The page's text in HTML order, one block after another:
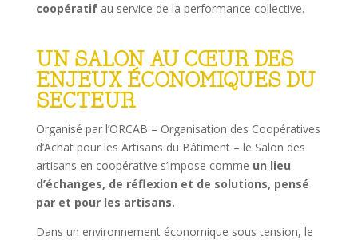
coopératif au service de la performance collective.
UN SALON AU CŒUR DES
ENJEUX ÉCONOMIQUES DU
SECTEUR
Organisé par l’ORCAB – Organisation des Coopératives
d’Achat pour les Artisans du Bâtiment – le Salon des
artisans en coopérative s’impose comme un lieu
d’échanges, de réflexion et de solutions, pensé
par et pour les artisans.
Dans un environnement économique sous tension, le